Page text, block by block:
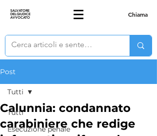
SALVATORE
DELGIUDICE
AVVOCATO Chiama
Post
Tutti
Esecuzione penale
Tutti
Calunnia: condannato
carabiniere che redige